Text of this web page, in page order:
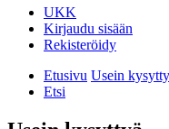
UKK
Kirjaudu sisään
Rekisteröidy
Etusivu Usein
Etsi